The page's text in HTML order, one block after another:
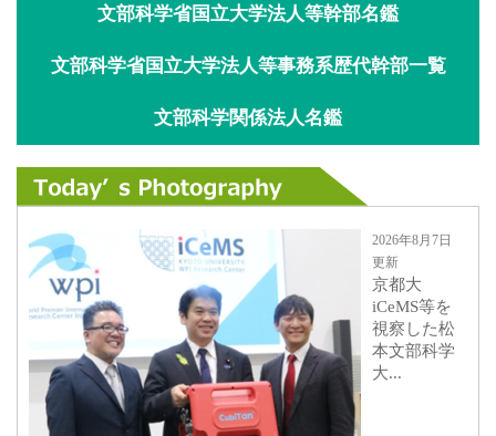
文部科学省国立大学法人等幹部名鑑
文部科学省国立大学法人等事務系歴代幹部一覧
文部科学関係法人名鑑
2026年8月7日
更新
京都大
iCeMS等を
視察した松
本文部科学
大...